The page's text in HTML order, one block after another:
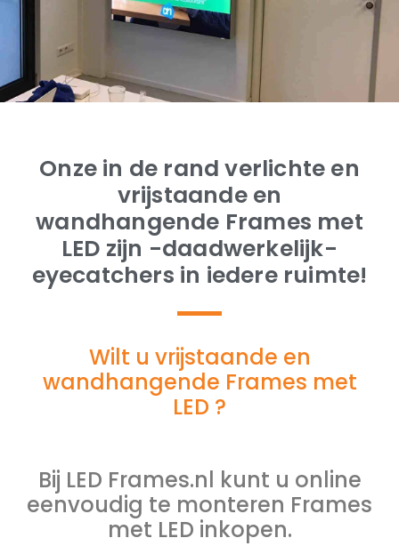
Onze in de rand verlichte en
vrijstaande en
wandhangende Frames met
LED zijn -daadwerkelijk-
eyecatchers in iedere ruimte!
Wilt u vrijstaande en
wandhangende Frames met
LED ?
Bij LED Frames.nl kunt u online
eenvoudig te monteren Frames
met LED inkopen.